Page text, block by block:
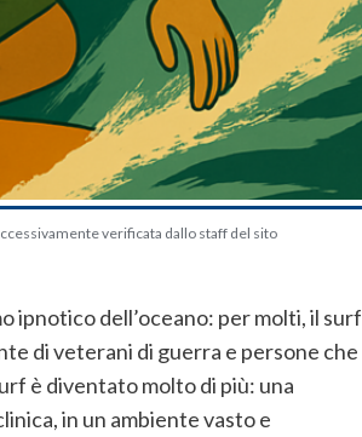
verificata dallo staff del sito
ipnotico dell’oceano: per molti, il surf
di veterani di guerra e persone che
è diventato molto di più: una
in un ambiente vasto e